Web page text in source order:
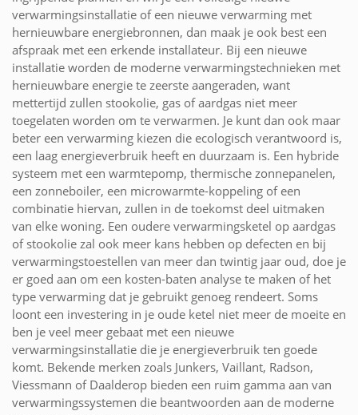
verwarmingsinstallatie of een nieuwe verwarming met
hernieuwbare energiebronnen, dan maak je ook best een
afspraak met een erkende installateur. Bij een nieuwe
installatie worden de moderne verwarmingstechnieken met
hernieuwbare energie te zeerste aangeraden, want
mettertijd zullen stookolie, gas of aardgas niet meer
toegelaten worden om te verwarmen. Je kunt dan ook maar
beter een verwarming kiezen die ecologisch verantwoord is,
een laag energieverbruik heeft en duurzaam is. Een hybride
systeem met een warmtepomp, thermische zonnepanelen,
een zonneboiler, een microwarmte-koppeling of een
combinatie hiervan, zullen in de toekomst deel uitmaken
van elke woning. Een oudere verwarmingsketel op aardgas
of stookolie zal ook meer kans hebben op defecten en bij
verwarmingstoestellen van meer dan twintig jaar oud, doe je
er goed aan om een kosten-baten analyse te maken of het
type verwarming dat je gebruikt genoeg rendeert. Soms
loont een investering in je oude ketel niet meer de moeite en
ben je veel meer gebaat met een nieuwe
verwarmingsinstallatie die je energieverbruik ten goede
komt. Bekende merken zoals Junkers, Vaillant, Radson,
Viessmann of Daalderop bieden een ruim gamma aan van
verwarmingssystemen die beantwoorden aan de moderne